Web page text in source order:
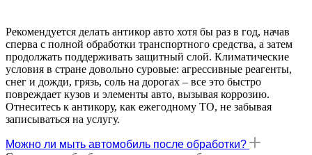
Рекомендуется делать антикор авто хотя бы раз в год, начав
сперва с полной обработки транспортного средства, а затем
продолжать поддерживать защитный слой. Климатические
условия в стране довольно суровые: агрессивные реагенты,
снег и дожди, грязь, соль на дорогах – все это быстро
повреждает кузов и элементы авто, вызывая коррозию.
Отнеситесь к антикору, как ежегодному ТО, не забывая
записываться на услугу.
Можно ли мыть автомобиль после обработки?